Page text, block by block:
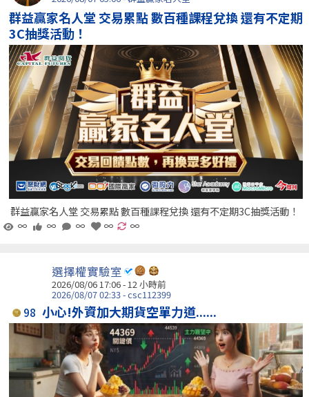
群益贏家名人堂 交易累點 數百種課程兌換 還有不定期
3C抽獎活動！
群益贏家名人堂 交易累點 數百種課程兌換 還有不定期3C抽獎活動！
∞
∞ ∞ ∞ ∞
選擇權實驗室
2026/08/06 17:06 -12 小時前
2026/08/07 02:33 - csc112399
98 小心!外資加大期貨空單力道......